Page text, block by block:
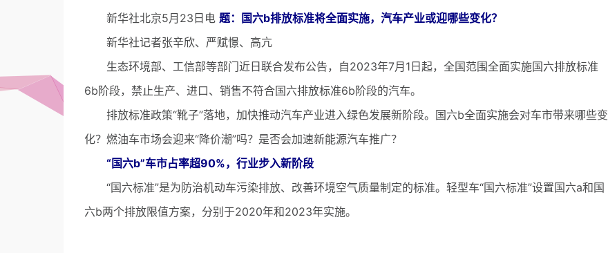
新华社北京5月23日电 题：国六b排放标准将全面实施，汽车产业或迎哪些变化？
新华社记者张辛欣、严赋憬、高亢
生态环境部、工信部等部门近日联合发布公告，自2023年7月1日起，全国范围全面实施国六排放标准
6b阶段，禁止生产、进口、销售不符合国六排放标准6b阶段的汽车。
排放标准政策“靴子”落地，加快推动汽车产业进入绿色发展新阶段。国六b全面实施会对车市带来哪些变
化？燃油车市场会迎来“降价潮”吗？是否会加速新能源汽车推广？
“国六b”车市占率超90%，行业步入新阶段
“国六标准”是为防治机动车污染排放、改善环境空气质量制定的标准。轻型车“国六标准”设置国六a和国
六b两个排放限值方案，分别于2020年和2023年实施。